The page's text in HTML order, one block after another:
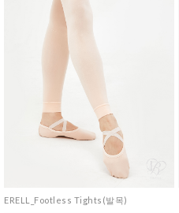
ERELL_Footless Tights(발목)